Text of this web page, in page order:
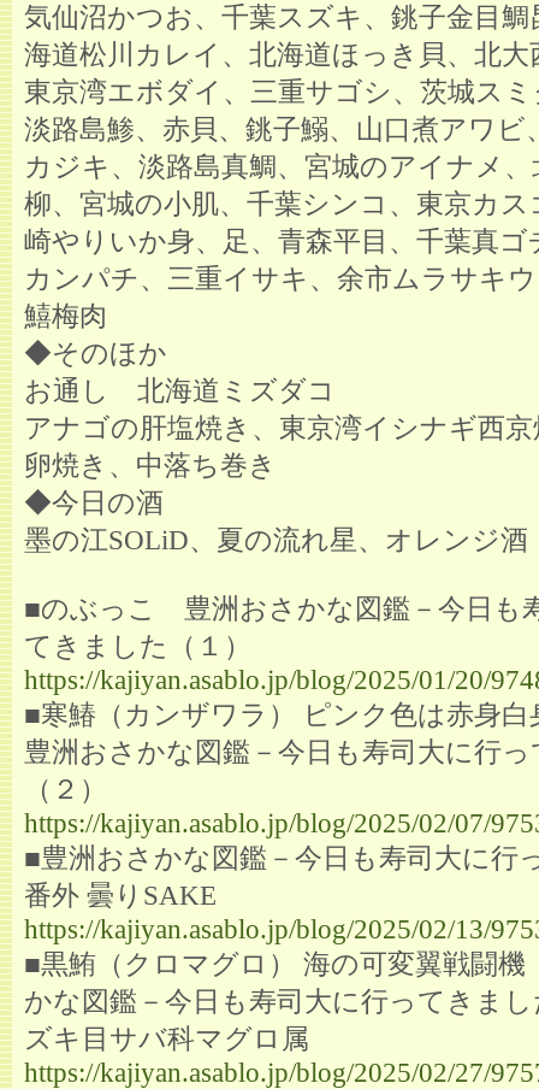
気仙沼かつお、千葉スズキ、銚子金目鯛
海道松川カレイ、北海道ほっき貝、北大
東京湾エボダイ、三重サゴシ、茨城ス
淡路島鯵、赤貝、銚子鰯、山口煮アワビ
カジキ、淡路島真鯛、宮城のアイナメ、
柳、宮城の小肌、千葉シンコ、東京カス
崎やりいか身、足、青森平目、千葉真ゴ
カンパチ、三重イサキ、余市ムラサキ
鱚梅肉
◆そのほか
お通し 北海道ミズダコ
アナゴの肝塩焼き、東京湾イシナギ西
卵焼き、中落ち巻き
◆今日の酒
墨の江SOLiD、夏の流れ星、オレンジ酒
■のぶっこ 豊洲おさかな図鑑－今日も
てきました（１）
https://kajiyan.asablo.jp/blog/2025/01/20/
■寒鰆（カンザワラ） ピンク色は赤身白
豊洲おさかな図鑑－今日も寿司大に行
（２）
https://kajiyan.asablo.jp/blog/2025/02/07/
■豊洲おさかな図鑑－今日も寿司大に行
番外 曇りSAKE
https://kajiyan.asablo.jp/blog/2025/02/13/
■黒鮪（クロマグロ） 海の可変翼戦闘
かな図鑑－今日も寿司大に行ってきま
ズキ目サバ科マグロ属
https://kajiyan.asablo.jp/blog/2025/02/27/